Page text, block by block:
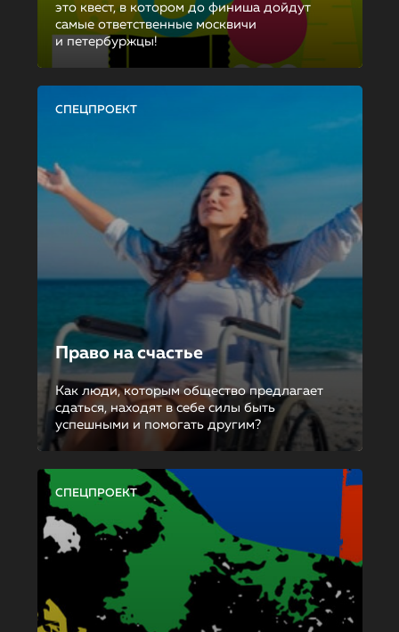
это квест, в котором до финиша дойдут
самые ответственные москвичи
и петербуржцы!
СПЕЦПРОЕКТ
Право на счастье
Как люди, которым общество предлагает
сдаться, находят в себе силы быть
успешными и помогать другим?
СПЕЦПРОЕКТ